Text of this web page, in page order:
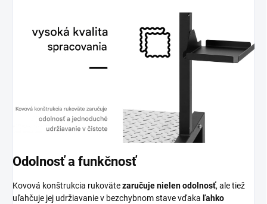
Odolnosť a funkčnosť
Kovová konštrukcia rukovätezaručuje nielen odolnosť, ale tiež
uľahčuje jej udržiavanie v bezchybnom stave vďaka ľahko